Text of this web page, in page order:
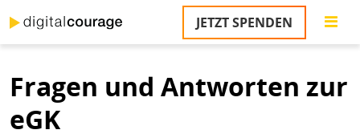
zum
Inhalt
JETZT SPENDEN
Fragen und Antworten zur
eGK